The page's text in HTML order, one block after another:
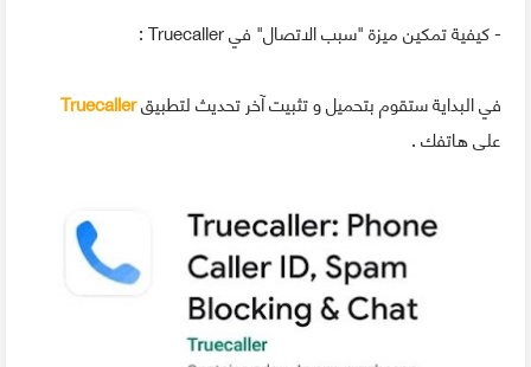
- كيفية تمكين ميزة "سبب الاتصال" في Truecaller :
في البداية ستقوم بتحميل و تثبيت آخر تحديث لتطبيقTruecaller
على هاتفك .